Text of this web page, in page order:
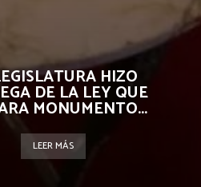
HIZO
DE LA LEY QUE
MONUMENTO...
LEER MÁS